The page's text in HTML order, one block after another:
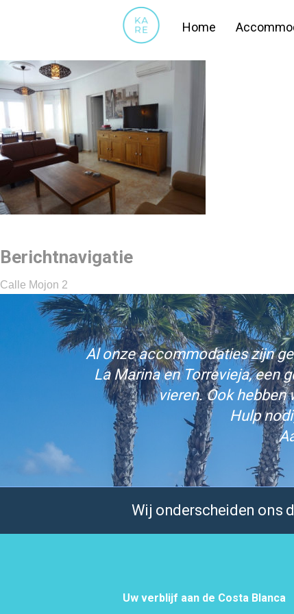
Home
2015-11-21 12.32.36
Berichtnavigatie
Calle Mojon 2
Al onze accommodaties zijn
La Marina en Torrevieja, een
vieren. Ook hebben
Hulp
Wij onderscheiden ons
Uw verblijf aan de Costa Blanca